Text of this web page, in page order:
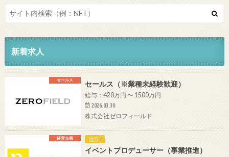
新着求人
セールス セールス（※業種未経験歓迎）
給与：420万円 〜 1500万円
2026.03.30
株式会社ゼロフィールド
経営企画 注目!
イベントプロデューサー（事業推進）